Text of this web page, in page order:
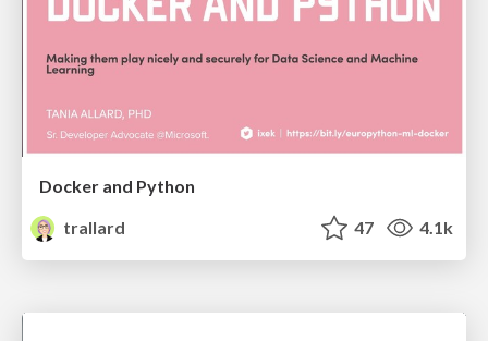
Docker and Python
trallard
47 4.1k